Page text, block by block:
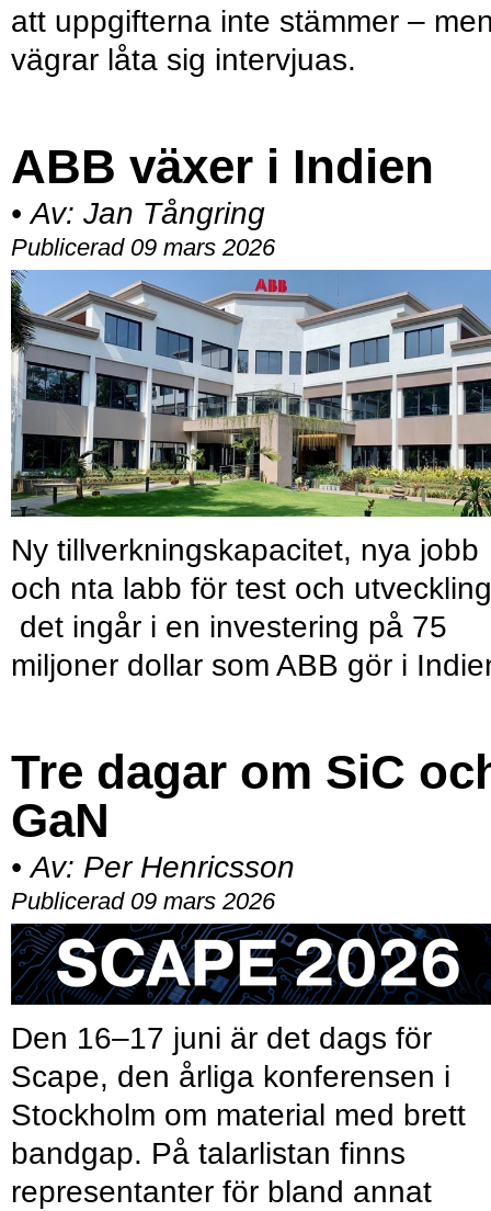
att uppgifterna inte stämmer –
vägrar låta sig intervjuas.
ABB växer i Indien
• Av: Jan Tångring
Publicerad 09 mars 2026
Ny tillverkningskapacitet, nya jobb
och nta labb för test och
det ingår i en investering på 75
miljoner dollar som ABB gör i
Tre dagar om SiC
GaN
• Av: Per Henricsson
Publicerad 09 mars 2026
Den 16–17 juni är det dags för
Scape, den årliga konferensen i
Stockholm om material med brett
bandgap. På talarlistan finns
representanter för bland annat